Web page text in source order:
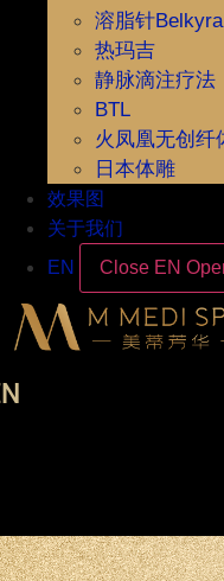
溶脂针Belkyra
热玛吉
静脉滴注疗法
BTL
火凤凰无创纤
日本体雕
效果图
关于我们
EN
Close EN